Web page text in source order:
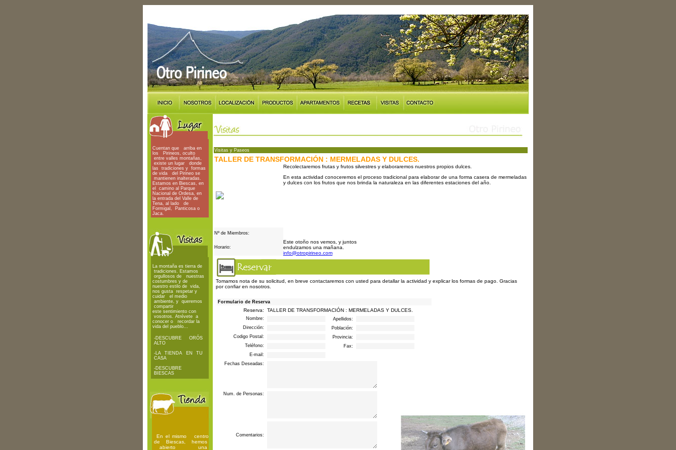
Cuentan que arriba en
los Pirineos, oculto
entre valles montañas,
existe un lugar donde
las tradiciones y formas
de vida del Pirineo se
mantienen inalteradas.
Estamos en Biescas, en
el camino al Parque
Nacional de Ordesa, en
la entrada del Valle de
Tena, al lado de
Formigal, Panticosa o
Jaca.
La montaña es tierra de
tradiciones. Estamos
orgullosos de nuestras
costumbres y de
nuestro estilo de vida,
nos gusta respetar y
cuidar el medio
ambiente, y queremos
compartir
este sentimiento con
vosotros. Atrévete a
conocer o recordar la
vida del pueblo...
-DESCUBRE ORÓS
ALTO
-LA TIENDA EN TU
CASA
-DESCUBRE
BIESCAS
En el mismo centro
de Biescas, hemos
abierto una
Visitas y Paseos
TALLER DE TRANSFORMACIÓN : MERMELADAS Y DULCES.
Recolectaremos frutas y frutos silvestres y elaboraremos nuestros propios dulces.
En esta actividad conoceremos el proceso tradicional para elaborar de una forma casera de mermeladas
y dulces con los frutos que nos brinda la naturaleza en las diferentes estaciones del año.
Nº de Miembros:
Horario:
Este otoño nos vemos, y juntos
endulzamos una mañana.
info@otropirineo.com
Tomamos nota de su solicitud, en breve contactaremos con usted para detallar la actividad y explicar los formas de pago. Gracias
por confiar en nosotros.
Formulario de Reserva
Reserva: TALLER DE TRANSFORMACIÓN : MERMELADAS Y DULCES.
Nombre:
Apellidos:
Dirección:
Población:
Codigo Postal:
Provincia:
Teléfono:
Fax:
E-mail:
Fechas Deseadas:
Num. de Personas:
Comentarios: